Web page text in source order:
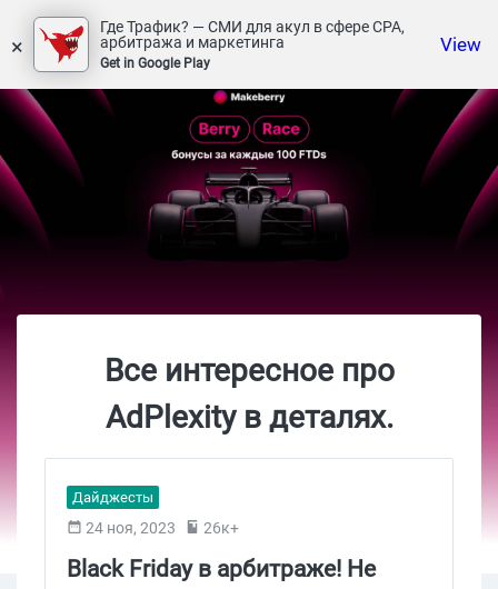
×
Где Трафик? — СМИ для акул в сфере СРА,
арбитража и маркетинга
Get in Google Play
View
Все интересное про
AdPlexity в деталях.
Дайджесты
24 ноя, 2023 26к+
Black Friday в арбитраже! Не